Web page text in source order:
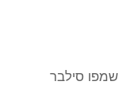
סילבר